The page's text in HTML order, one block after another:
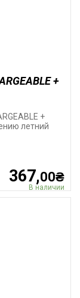
+
+
летний
367,00₴
В наличии